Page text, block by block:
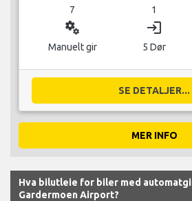
7 1
miscellaneous_services
Manuelt gir
login
5 Dør
SE DETALJER...
MER INFO
Hva bilutleie for biler med
Gardermoen Airport?